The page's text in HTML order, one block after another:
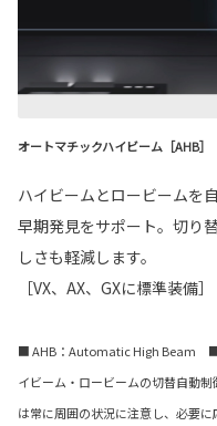
オートマチックハイビーム［AHB］
ハイビームとロービームを
早期発見をサポート。切り
しさも軽減します。
［VX、AX、GXに標準装備］
■ AHB：Automatic High Beam
イビーム・ロービームの切替自動
は常に周囲の状況に注意し、必要